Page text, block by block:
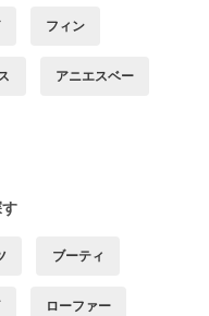
フィン
アニエスベー
ブーティ
ローファー